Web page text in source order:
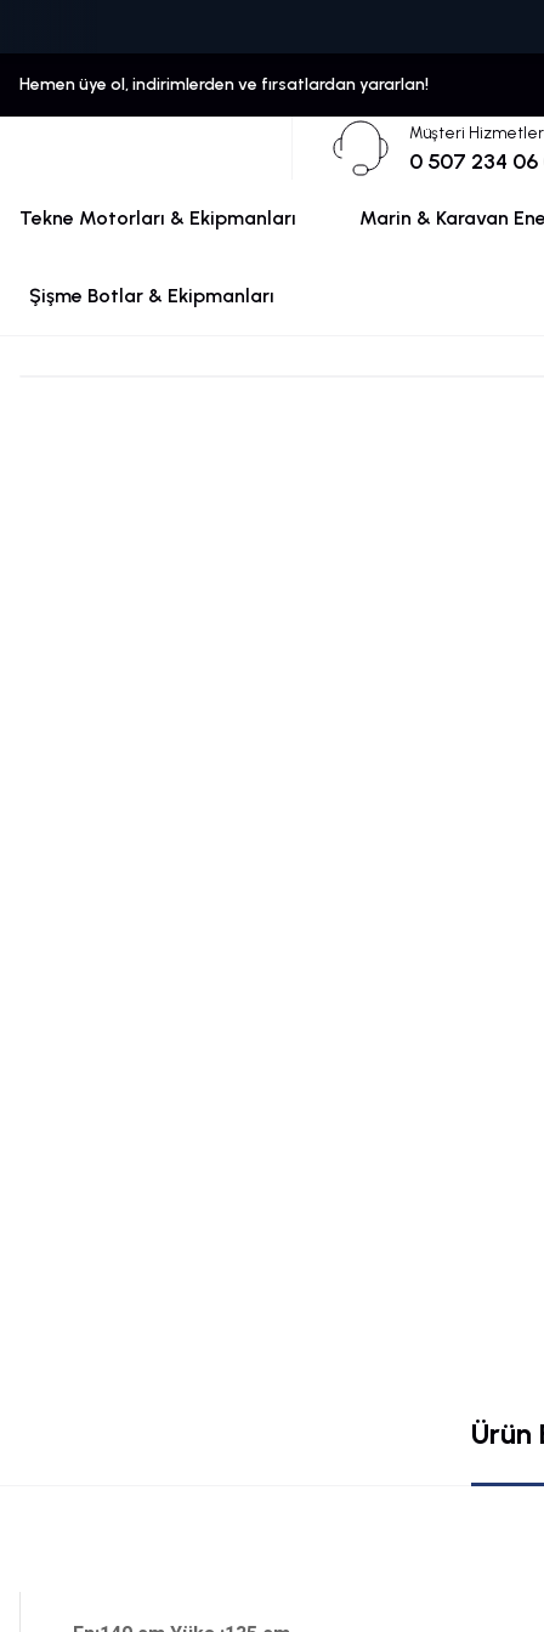
Hemen üye ol, indirimlerden ve fırsatlardan yararlan!
Müşteri
0 507 234 06
Tekne Motorları & Ekipmanları Marin & Karavan
Şişme Botlar & Ekipmanları
Ürün